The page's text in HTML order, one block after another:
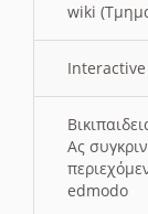
wiki
Ας
edmodo